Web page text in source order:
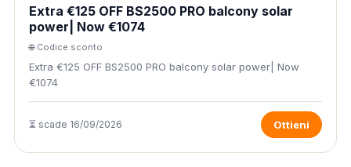
Extra €125 OFF BS2500 PRO balcony solar
power| Now €1074
🌐 Codice sconto
Extra €125 OFF BS2500 PRO balcony solar power| Now
€1074
⏳ scade 16/09/2026 Ottieni